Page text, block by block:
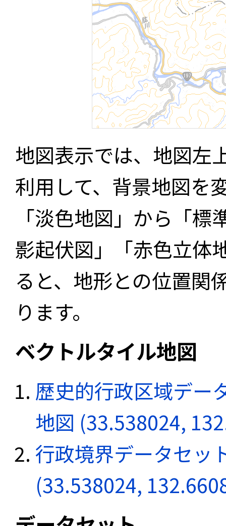
地図表示では、地図左
利用して、背景地図を
「淡色地図」から「
影起伏図」「赤色立体
ると、地形との位置関
ります。
ベクトルタイル地図
歴史的行政区域デー
地図 (33.538024,
行政境界データセッ
(33.538024,